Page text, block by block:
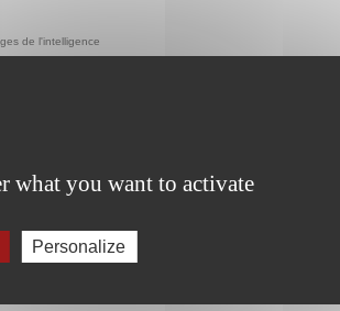
de l'intelligence
what you want to activate
Personalize